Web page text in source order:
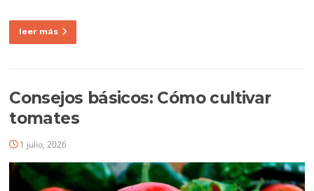
leer más
Consejos básicos: Cómo cultivar
tomates
1 julio, 2026